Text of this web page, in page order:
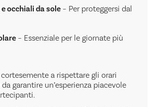
occhiali da sole– Per proteggersi dal
– Essenziale per le giornate più
a rispettare gli orari
garantire un’esperienza piacevole